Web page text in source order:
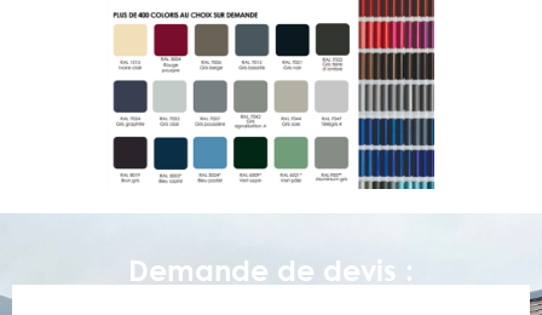
Demande de devis :